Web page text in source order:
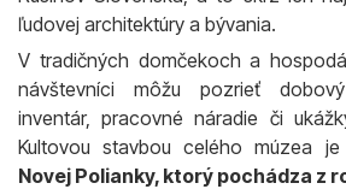
ľudovej architektúry a bývania.
V tradičných domčekoch a
návštevníci môžu pozrieť
inventár, pracovné náradie či
Kultovou stavbou celého múzea je
Novej Polianky, ktorý pochádza z